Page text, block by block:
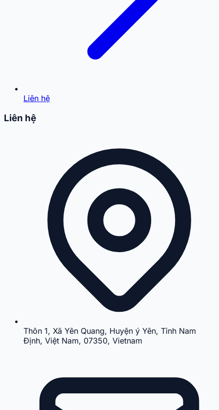
Liên hệ
Liên hệ
Thôn 1, Xã Yên Quang, Huyện ý Yên, Tỉnh Nam
Định, Việt Nam, 07350, Vietnam